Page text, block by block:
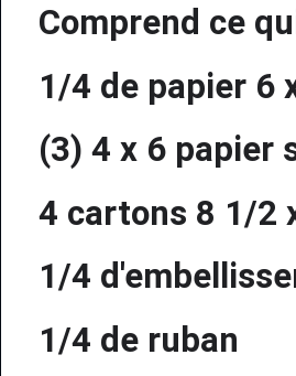
Comprend ce
1/4 de papier 6
(3) 4 x 6 papier
4 cartons 8 1/2
1/4
1/4 de ruban